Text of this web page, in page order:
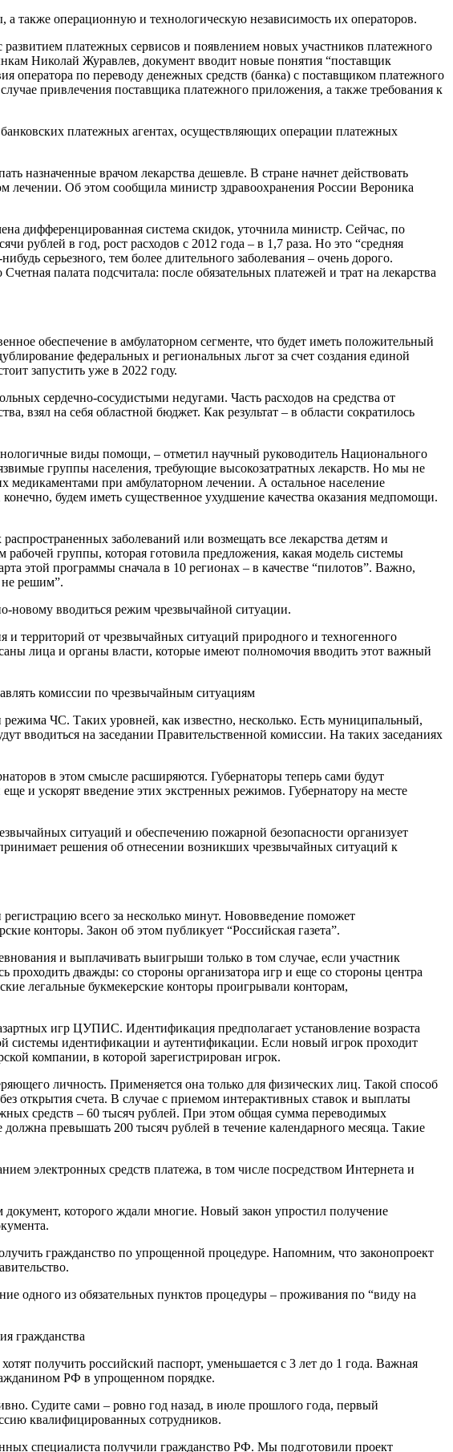
а также операционную и технологическую независимость их операторов.
платежных сервисов и появлением новых участников платежного
Николай Журавлев, документ вводит новые понятия “поставщик
оператора по переводу денежных средств (банка) с поставщиком платежного
привлечения поставщика платежного приложения, а также требования к
банковских платежных агентах, осуществляющих операции платежных
назначенные врачом лекарства дешевле. В стране начнет действовать
лечении. Об этом сообщила министр здравоохранения России Вероника
дифференцированная система скидок, уточнила министр. Сейчас, по
рублей в год, рост расходов с 2012 года – в 1,7 раза. Но это “средняя
серьезного, тем более длительного заболевания – очень дорого.
палата подсчитала: после обязательных платежей и трат на лекарства
обеспечение в амбулаторном сегменте, что будет иметь положительный
федеральных и региональных льгот за счет создания единой
запустить уже в 2022 году.
сердечно-сосудистыми недугами. Часть расходов на средства от
взял на себя областной бюджет. Как результат – в области сократилось
виды помощи, – отметил научный руководитель Национального
группы населения, требующие высокозатратных лекарств. Но мы не
медикаментами при амбулаторном лечении. А остальное население
будем иметь существенное ухудшение качества оказания медпомощи.
заболеваний или возмещать все лекарства детям и
группы, которая готовила предложения, какая модель системы
этой программы сначала в 10 регионах – в качестве “пилотов”. Важно,
не решим”.
новому вводиться режим чрезвычайной ситуации.
территорий от чрезвычайных ситуаций природного и техногенного
лица и органы власти, которые имеют полномочия вводить этот важный
комиссии по чрезвычайным ситуациям
ЧС. Таких уровней, как известно, несколько. Есть муниципальный,
на заседании Правительственной комиссии. На таких заседаниях
в этом смысле расширяются. Губернаторы теперь сами будут
и ускорят введение этих экстренных режимов. Губернатору на месте
ситуаций и обеспечению пожарной безопасности организует
решения об отнесении возникших чрезвычайных ситуаций к
всего за несколько минут. Нововведение поможет
конторы. Закон об этом публикует “Российская газета”.
и выплачивать выигрыши только в том случае, если участник
дважды: со стороны организатора игр и еще со стороны центра
легальные букмекерские конторы проигрывали конторам,
игр ЦУПИС. Идентификация предполагает установление возраста
системы идентификации и аутентификации. Если новый игрок проходит
компании, в которой зарегистрирован игрок.
личность. Применяется она только для физических лиц. Такой способ
открытия счета. В случае с приемом интерактивных ставок и выплаты
средств – 60 тысяч рублей. При этом общая сумма переводимых
превышать 200 тысяч рублей в течение календарного месяца. Такие
электронных средств платежа, в том числе посредством Интернета и
которого ждали многие. Новый закон упростил получение
гражданство по упрощенной процедуре. Напомним, что законопроект
одного из обязательных пунктов процедуры – проживания по “виду на
гражданства
получить российский паспорт, уменьшается с 3 лет до 1 года. Важная
РФ в упрощенном порядке.
Судите сами – ровно год назад, в июле прошлого года, первый
квалифицированных сотрудников.
специалиста получили гражданство РФ. Мы подготовили проект